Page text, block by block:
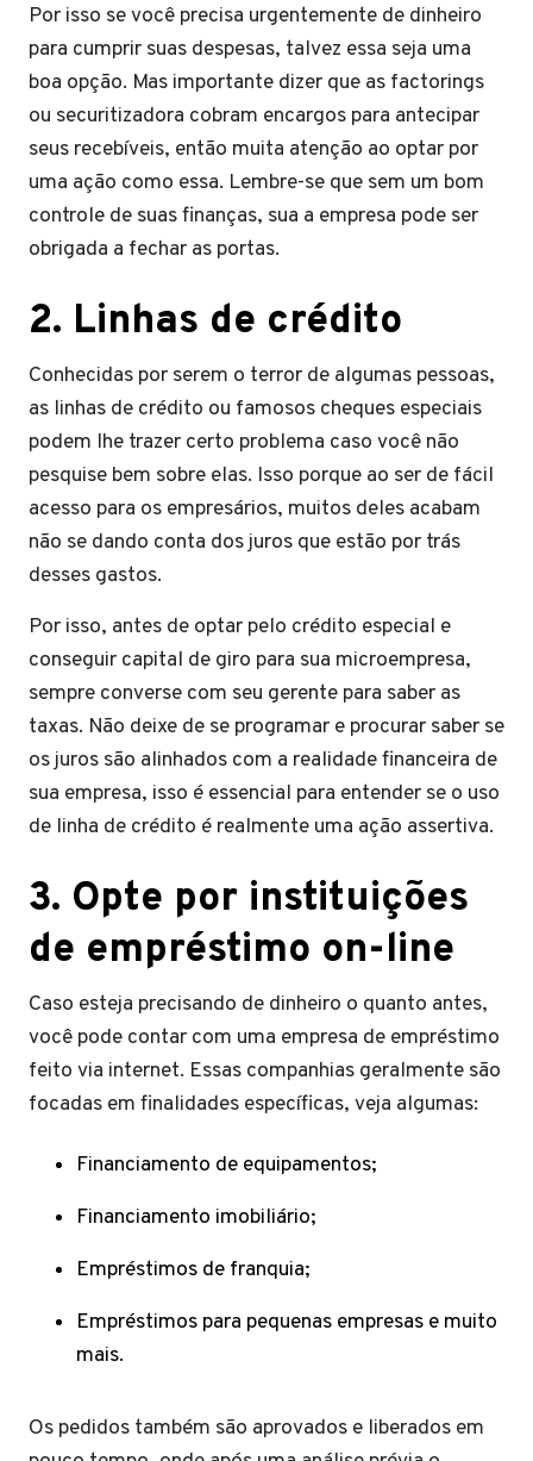
Por isso se você precisa urgentemente de dinheiro
para cumprir suas despesas, talvez essa seja uma
boa opção. Mas importante dizer que as factorings
ou securitizadora cobram encargos para antecipar
seus recebíveis, então muita atenção ao optar por
uma ação como essa. Lembre-se que sem um bom
controle de suas finanças, sua a empresa pode ser
obrigada a fechar as portas.
2. Linhas de crédito
Conhecidas por serem o terror de algumas pessoas,
as linhas de crédito ou famosos cheques especiais
podem lhe trazer certo problema caso você não
pesquise bem sobre elas. Isso porque ao ser de fácil
acesso para os empresários, muitos deles acabam
não se dando conta dos juros que estão por trás
desses gastos.
Por isso, antes de optar pelo crédito especial e
conseguir capital de giro para sua microempresa,
sempre converse com seu gerente para saber as
taxas. Não deixe de se programar e procurar saber se
os juros são alinhados com a realidade financeira de
sua empresa, isso é essencial para entender se o uso
de linha de crédito é realmente uma ação assertiva.
3. Opte por instituições
de empréstimo on-line
Caso esteja precisando de dinheiro o quanto antes,
você pode contar com uma empresa de empréstimo
feito via internet. Essas companhias geralmente são
focadas em finalidades específicas, veja algumas:
Financiamento de equipamentos;
Financiamento imobiliário;
Empréstimos de franquia;
Empréstimos para pequenas empresas e muito
mais.
Os pedidos também são aprovados e liberados em